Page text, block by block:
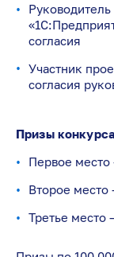
согласия
Участник
согласия
Призы конкурса
Первое место
Второе место
Третье место